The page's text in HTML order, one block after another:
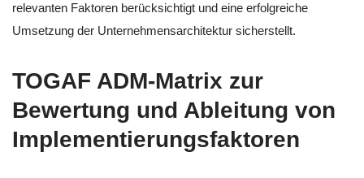
relevanten Faktoren berücksichtigt und eine erfolgreiche
Umsetzung der Unternehmensarchitektur sicherstellt.
TOGAF ADM-Matrix zur
Bewertung und Ableitung von
Implementierungsfaktoren